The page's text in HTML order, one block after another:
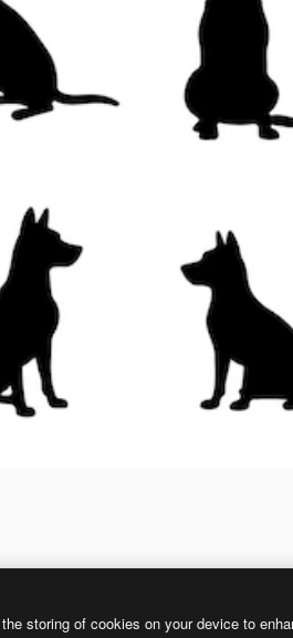
storing of cookies on your device to